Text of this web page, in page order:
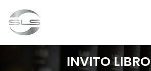
INVITO